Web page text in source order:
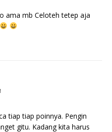
ama mb Celoteh tetep aja
tiap tiap poinnya. Pengin
gitu. Kadang kita harus